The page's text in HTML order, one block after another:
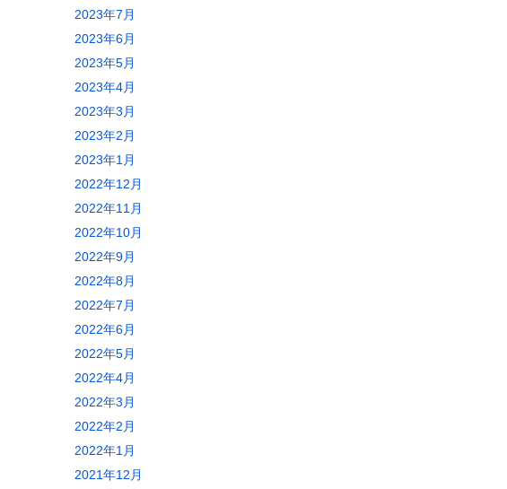
2023年7月
2023年6月
2023年5月
2023年4月
2023年3月
2023年2月
2023年1月
2022年12月
2022年11月
2022年10月
2022年9月
2022年8月
2022年7月
2022年6月
2022年5月
2022年4月
2022年3月
2022年2月
2022年1月
2021年12月